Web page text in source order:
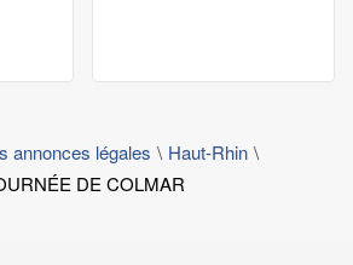
annonces légales
Haut-Rhin
DE COLMAR